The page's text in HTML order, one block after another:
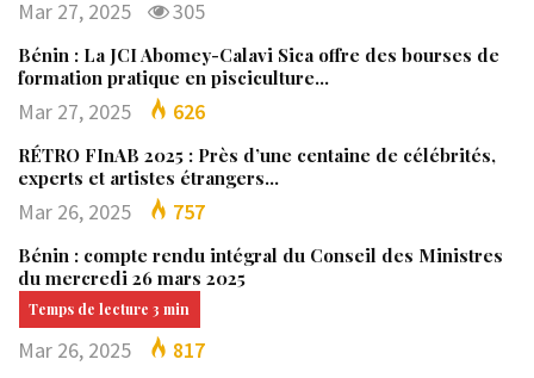
Mar 27, 2025 305
Bénin : La JCI Abomey-Calavi Sica offre des bourses de
formation pratique en pisciculture…
Mar 27, 2025 626
RÉTRO FInAB 2025 : Près d’une centaine de célébrités,
experts et artistes étrangers…
Mar 26, 2025 757
Bénin : compte rendu intégral du Conseil des Ministres
du mercredi 26 mars 2025
Mar 26, 2025 817